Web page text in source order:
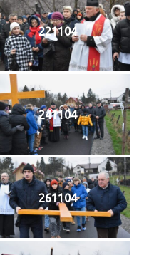
221104
241104
261104